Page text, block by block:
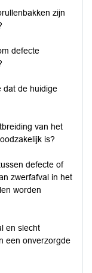
zijn
defecte
dat de huidige
van het
is?
defecte of
zwerfafval in het
worden
en slecht
een onverzorgde